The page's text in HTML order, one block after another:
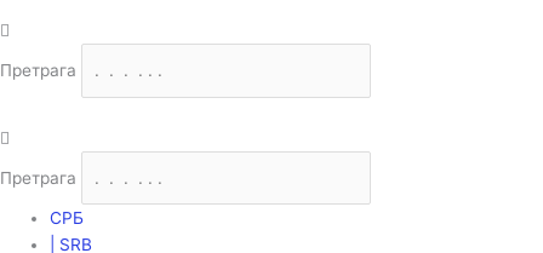
Претрага
Претрага
СРБ
| SRB